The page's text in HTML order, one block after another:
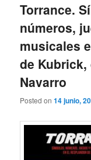
Torrance.
números,
musicales
de Kubrick,
Navarro
Posted on14 junio,